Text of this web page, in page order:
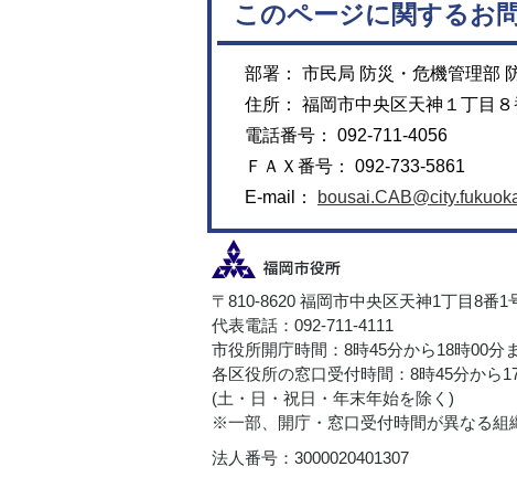
このページに関するお
部署： 市民局 防災・危機管理部
住所： 福岡市中央区天神１丁目
電話番号： 092-711-4056
ＦＡＸ番号： 092-733-5861
E-mail：
〒810-8620 福岡市中央区天神1丁目8番1
代表電話：092-711-4111
市役所開庁時間：8時45分から18時00分
各区役所の窓口受付時間：8時45分から
(土・日・祝日・年末年始を除く)
※一部、開庁・窓口受付時間が異なる組
法人番号：3000020401307